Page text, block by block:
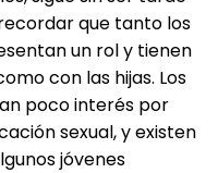
que tanto los
un rol y tienen
con las hijas. Los
poco interés por
sexual, y existen
jóvenes